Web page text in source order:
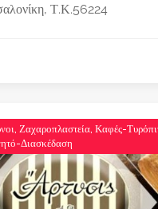
Τ.Κ.56224
Ζαχαροπλαστεία, Καφές-
Διασκέδαση